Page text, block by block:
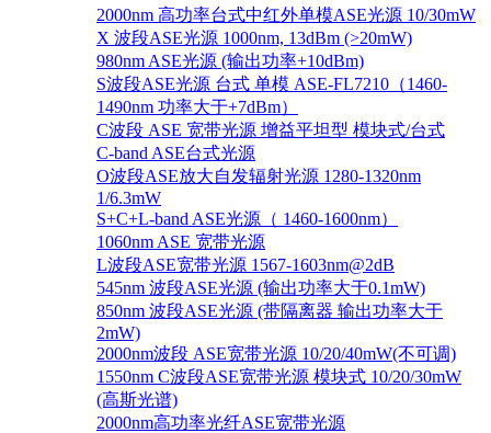
2000nm 高功率台式中红外单模ASE光源 10/30mW
X 波段ASE光源 1000nm, 13dBm (>20mW)
980nm ASE光源 (输出功率+10dBm)
S波段ASE光源 台式 单模 ASE-FL7210（1460-
1490nm 功率大于+7dBm）
C波段 ASE 宽带光源 增益平坦型 模块式/台式
C-band ASE台式光源
O波段ASE放大自发辐射光源 1280-1320nm
1/6.3mW
S+C+L-band ASE光源（ 1460-1600nm）
1060nm ASE 宽带光源
L波段ASE宽带光源 1567-1603nm@2dB
545nm 波段ASE光源 (输出功率大于0.1mW)
850nm 波段ASE光源 (带隔离器 输出功率大于
2mW)
2000nm波段 ASE宽带光源 10/20/40mW(不可调)
1550nm C波段ASE宽带光源 模块式 10/20/30mW
(高斯光谱)
2000nm高功率光纤ASE宽带光源